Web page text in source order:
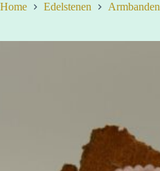
Home Edelstenen Armbanden